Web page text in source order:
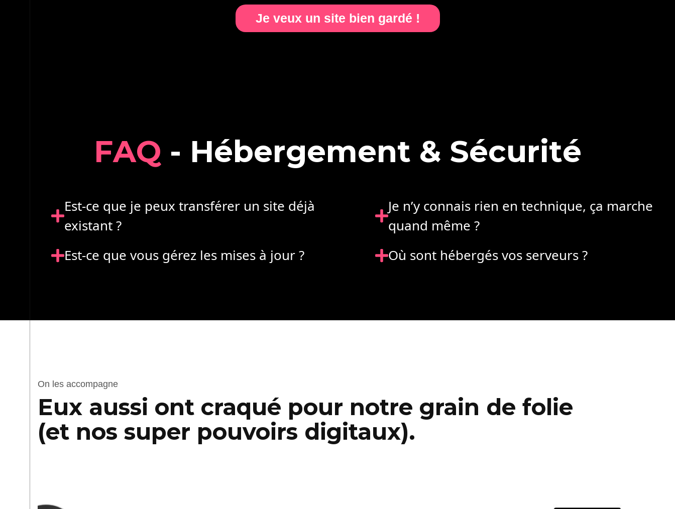
Je veux un site bien gardé !
FAQ - Hébergement & Sécurité
Est-ce que je peux transférer un site déjà
existant ?
Est-ce que vous gérez les mises à jour ?
Je n’y connais rien en technique, ça marche
quand même ?
Où sont hébergés vos serveurs ?
On les accompagne
Eux aussi ont craqué pour notre grain de folie
(et nos super pouvoirs digitaux).